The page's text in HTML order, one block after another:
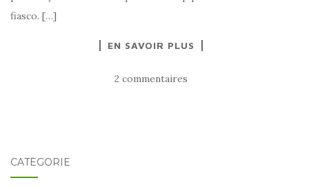
fiasco. […]
EN SAVOIR PLUS
2 commentaires
CATÉGORIE